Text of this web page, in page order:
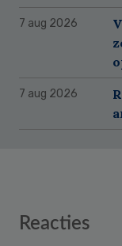
7 aug 2026
7 aug 2026
Reader
Reacties